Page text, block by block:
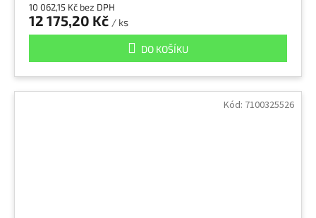
10 062,15 Kč bez DPH
12 175,20 Kč / ks
DO KOŠÍKU
Kód: 7100325526